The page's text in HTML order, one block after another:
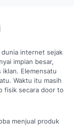
dunia internet sejak
impian besar,
Elemensatu
Waktu itu masih
fisik secara door to
menjual produk